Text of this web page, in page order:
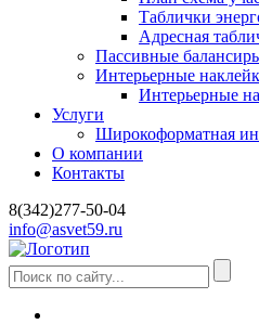
Таблички
Адресная
Пассивные
Интерьерные
Интерьерные
Услуги
Широкоформатная
О компании
Контакты
8(342)277-50-04
info@asvet59.ru